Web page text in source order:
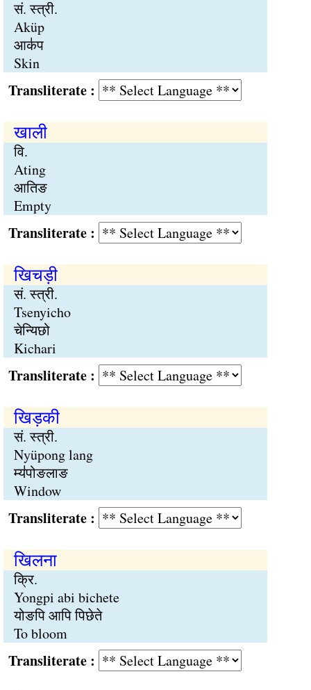
सं. स्त्री.
Aküp
आक॑प
Skin
:
खाली
वि.
Ating
आतिङ
Empty
:
खिचड़ी
सं. स्त्री.
Tsenyicho
चेन्यिछो
Kichari
:
खिड़की
सं. स्त्री.
Nyüpong lang
म्य॑पोङलाङ
Window
:
खिलना
क्रि.
Yongpi abi bichete
योङपि आपि पिछेते
To bloom
: